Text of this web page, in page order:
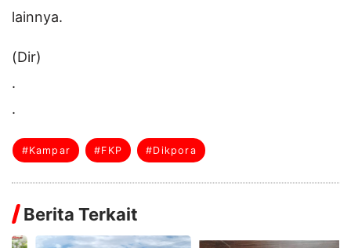
lainnya.
(Dir)
.
.
#Kampar #FKP #Dikpora
Berita Terkait